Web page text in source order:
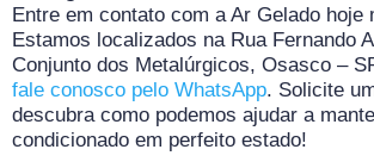
Entre em contato com a Ar Gelado hoje
Estamos localizados na Rua Fernando
Conjunto dos Metalúrgicos, Osasco –
fale conosco pelo WhatsApp. Solicite
descubra como podemos ajudar a
condicionado em perfeito estado!